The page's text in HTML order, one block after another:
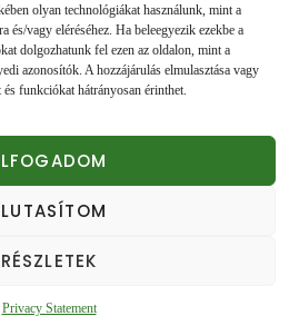
olyan technológiákat használunk, mint a
és/vagy eléréséhez. Ha beleegyezik ezekbe a
dolgozhatunk fel ezen az oldalon, mint a
azonosítók. A hozzájárulás elmulasztása vagy
funkciókat hátrányosan érinthet.
RÉSZLETEK
Privacy Statement
használ.
Impresszum ÁSZF
fenntartva.